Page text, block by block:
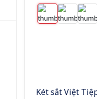
Két sắt Việt